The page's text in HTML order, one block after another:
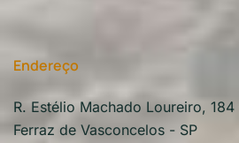
Endereço
R. Estélio Machado Loureiro,
Ferraz de Vasconcelos - SP